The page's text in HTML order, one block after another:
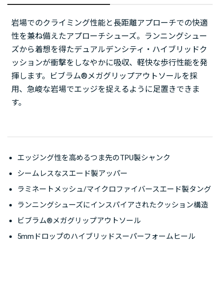
岩場でのクライミング性能と長距離アプローチでの快適
性を兼ね備えたアプローチシューズ。ランニングシュー
ズから着想を得たデュアルデンシティ・ハイブリッドク
ッションが衝撃をしなやかに吸収、軽快な歩行性能を発
揮します。ビブラム®メガグリップアウトソールを採
用、急峻な岩場でエッジを捉えるように足置きできま
す。
エッジング性を高めるつま先のTPU製シャンク
シームレスなスエード製アッパー
ラミネートメッシュ/マイクロファイバースエード製タング
ランニングシューズにインスパイアされたクッション構造
ビブラム®メガグリップアウトソール
5mmドロップのハイブリッドスーパーフォームヒール